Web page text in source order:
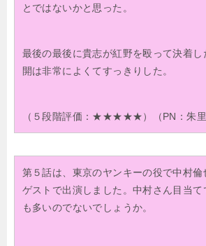
とではないかと思った。
最後の最後に貴志が紅野を殴って決着し
開は非常によくてすっきりした。
（５段階評価：★★★★★）（PN：朱里
第５話は、東京のヤンキーの役で中村倫
ゲストで出演しました。中村さん目当て
も多いのでないでしょうか。